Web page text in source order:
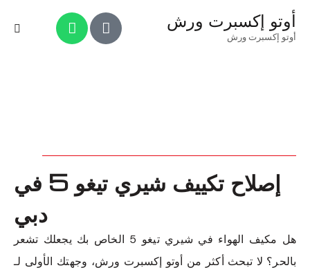
أوتو إكسبرت ورش
أوتو إكسبرت ورش
إصلاح تكييف شيري تيغو 5 في
دبي
هل مكيف الهواء في شيري تيغو 5 الخاص بك يجعلك تشعر
بالحر؟ لا تبحث أكثر من أوتو إكسبرت ورش، وجهتك الأولى لـ